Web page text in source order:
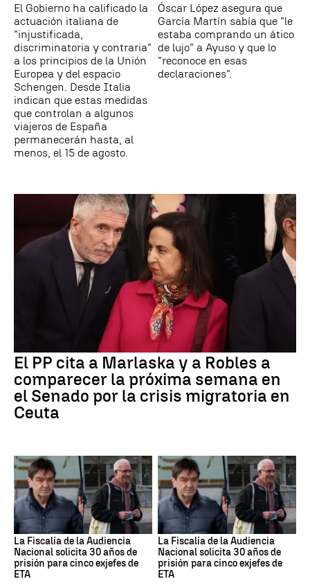
El Gobierno ha calificado la
actuación italiana de
"injustificada,
discriminatoria y contraria"
a los principios de la Unión
Europea y del espacio
Schengen. Desde Italia
indican que estas medidas
que controlan a algunos
viajeros de España
permanecerán hasta, al
menos, el 15 de agosto.
Óscar López asegura que
García Martín sabía que "le
estaba comprando un ático
de lujo" a Ayuso y que lo
"reconoce en esas
declaraciones".
El PP cita a Marlaska y a Robles a
comparecer la próxima semana en
el Senado por la crisis migratoria en
Ceuta
La Fiscalía de la Audiencia
Nacional solicita 30 años de
prisión para cinco exjefes de
ETA
La Fiscalía de la Audiencia
Nacional solicita 30 años de
prisión para cinco exjefes de
ETA